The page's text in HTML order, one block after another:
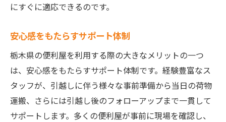
にすぐに適応できるのです。
安心感をもたらすサポート体制
栃木県の便利屋を利用する際の大きなメリットの一つ
は、安心感をもたらすサポート体制です。経験豊富なス
タッフが、引越しに伴う様々な事前準備から当日の荷物
運搬、さらには引越し後のフォローアップまで一貫して
サポートします。多くの便利屋が事前に現場を確認し、